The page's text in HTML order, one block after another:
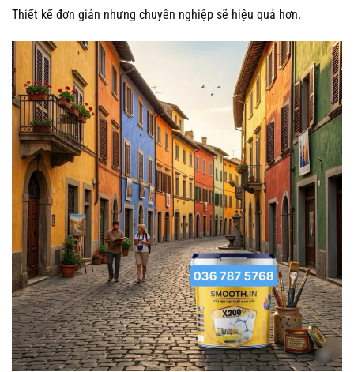
Thiết kế đơn giản nhưng chuyên nghiệp sẽ hiệu quả hơn.